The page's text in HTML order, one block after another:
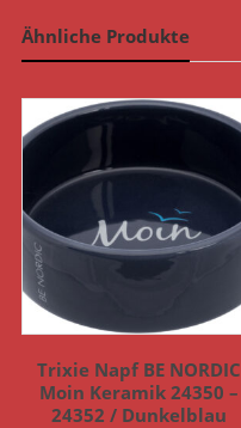
Ähnliche Produkte
Trixie Napf BE NORDIC
Moin Keramik 24350 –
24352 / Dunkelblau